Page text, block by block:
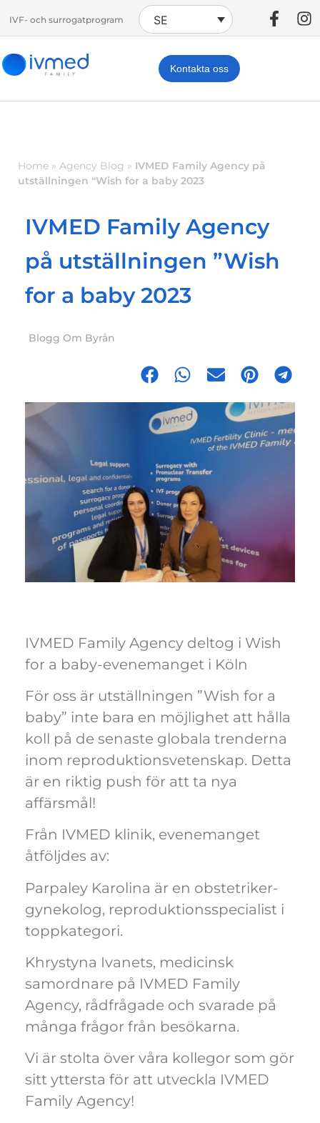
IVF- och surrogatprogram SE
Kontakta oss
Home » Agency Blog » IVMED Family Agency på
utställningen “Wish for a baby 2023
IVMED Family Agency
på utställningen ”Wish
for a baby 2023
Blogg Om Byrån
IVMED Family Agency deltog i Wish
for a baby-evenemanget i Köln
För oss är utställningen ”Wish for a
baby” inte bara en möjlighet att hålla
koll på de senaste globala trenderna
inom reproduktionsvetenskap. Detta
är en riktig push för att ta nya
affärsmål!
Från IVMED klinik, evenemanget
åtföljdes av:
Parpaley Karolina är en obstetriker-
gynekolog, reproduktionsspecialist i
toppkategori.
Khrystyna Ivanets, medicinsk
samordnare på IVMED Family
Agency, rådfrågade och svarade på
många frågor från besökarna.
Vi är stolta över våra kollegor som gör
sitt yttersta för att utveckla IVMED
Family Agency!